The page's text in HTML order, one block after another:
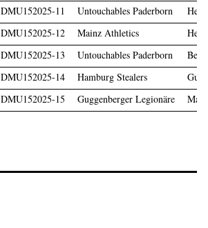
DMU152025-11 Untouchables Paderborn
DMU152025-12 Mainz Athletics
DMU152025-13 Untouchables Paderborn
DMU152025-14 Hamburg Stealers
DMU152025-15 Guggenberger Legionäre